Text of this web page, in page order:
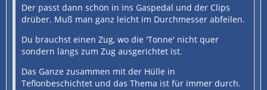
Der passt dann schön in ins Gaspedal und der Clips
drüber. Muß man ganz leicht im Durchmesser abfeilen.
Du brauchst einen Zug, wo die 'Tonne' nicht quer
sondern längs zum Zug ausgerichtet ist.
Das Ganze zusammen mit der Hülle in
Teflonbeschichtet und das Thema ist für immer durch.